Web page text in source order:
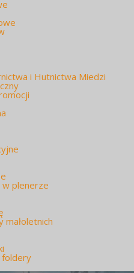
i Hutnictwa Miedzi
w plenerze
małoletnich